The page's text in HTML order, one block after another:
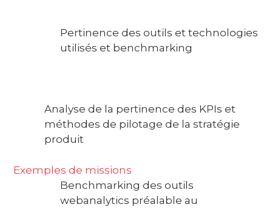
Pertinence des outils et technologies
utilisés et benchmarking
Analyse de la pertinence des KPIs et
méthodes de pilotage de la stratégie
produit
Exemples de missions
Benchmarking des outils
webanalytics préalable au